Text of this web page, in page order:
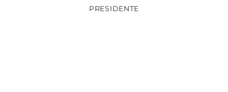
PRESIDENTE